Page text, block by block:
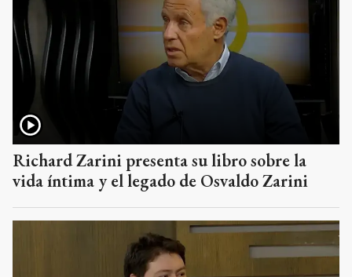
Richard Zarini presenta su libro sobre la
vida íntima y el legado de Osvaldo Zarini